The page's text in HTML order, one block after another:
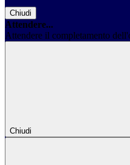
Chiudi
Attendere...
Attendere il completamento
Chiudi